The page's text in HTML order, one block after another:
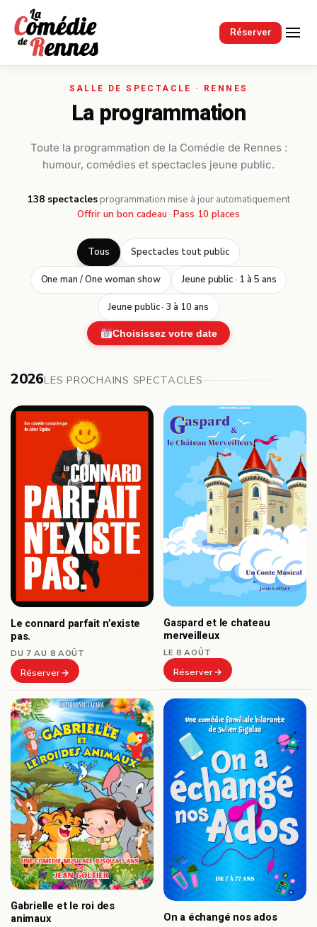
Réserver
Passer au contenu principal
La programmation
Toute la programmation de la Comédie de Rennes :
humour, comédies et spectacles jeune public.
138 spectacles· programmation mise à jour automatiquement
Offrir un bon cadeau · Pass 10 places
Tous Spectacles tout public
One man / One woman show Jeune public · 1 à 5 ans
Jeune public · 3 à 10 ans
Choisissez votre date
2026LES PROCHAINS SPECTACLES
Le connard parfait n’existe
pas.
DU 7 AU 8 AOÛT
Réserver
Gaspard et le chateau
merveilleux
LE 8 AOÛT
Réserver
Gabrielle et le roi des
animaux
On a échangé nos ados